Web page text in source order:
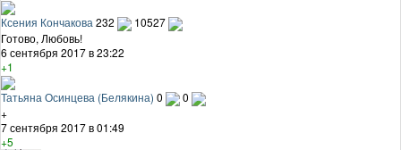
Ксения Кончакова 232
10527
Готово, Любовь!
6 сентября 2017 в 23:22
+1
Татьяна Осинцева (Белякина) 0
0
+
7 сентября 2017 в 01:49
+5